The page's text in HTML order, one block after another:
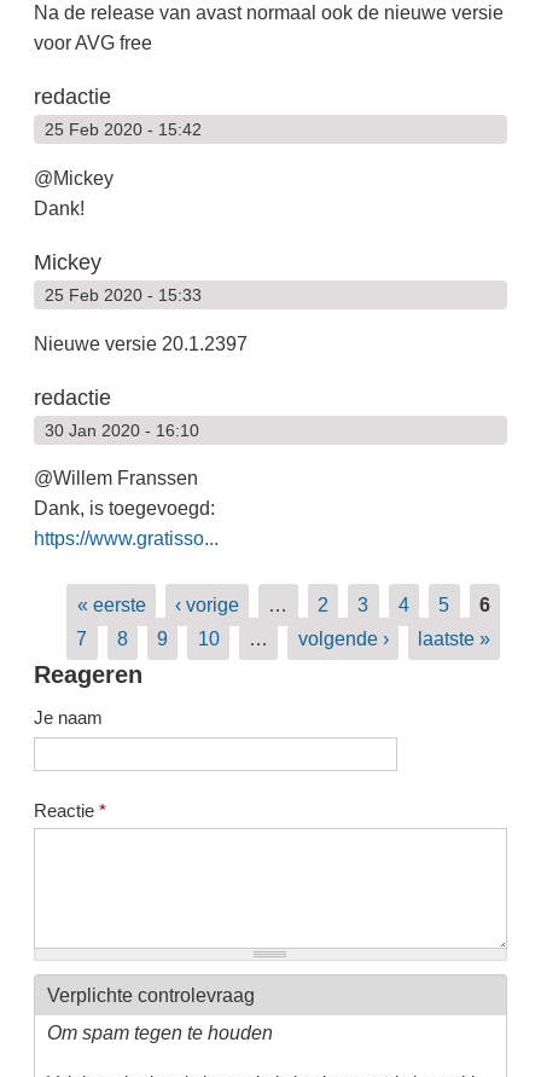
Na de release van avast normaal ook de nieuwe versie
voor AVG free
redactie
25 Feb 2020 - 15:42
@Mickey
Dank!
Mickey
25 Feb 2020 - 15:33
Nieuwe versie 20.1.2397
redactie
30 Jan 2020 - 16:10
@Willem Franssen
Dank, is toegevoegd:
https://www.gratisso...
Pagina's
« eerste ‹ vorige … 2 3 4 5
6
7
8 9 10 … volgende › laatste »
Reageren
Je naam
Reactie *
Verplichte controlevraag
Om spam tegen te houden